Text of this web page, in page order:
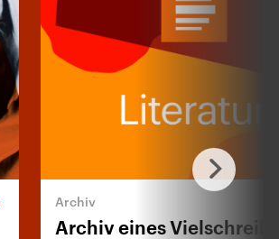
Archiv eines